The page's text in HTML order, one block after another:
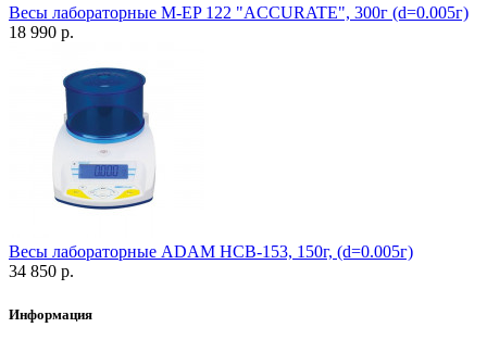
Весы лабораторные M-EP 122 "ACCURATE", 300г (d=0.005г)
18 990 р.
Весы лабораторные ADAM HCB-153, 150г, (d=0.005г)
34 850 р.
Информация